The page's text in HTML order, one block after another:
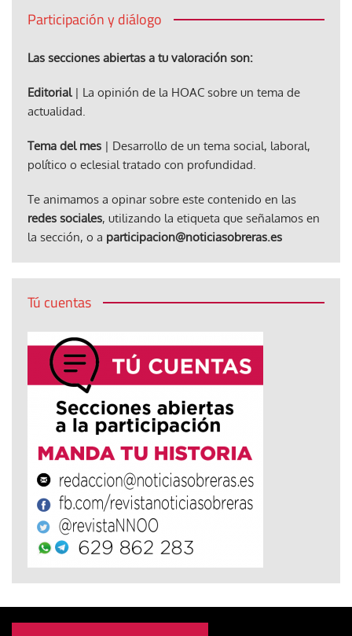
Participación y diálogo
Las secciones abiertas a tu valoración son:
Editorial| La opinión de la HOAC sobre un tema de
actualidad.
Tema del mes | Desarrollo de un tema social, laboral,
político o eclesial tratado con profundidad.
Te animamos a opinar sobre este contenido en las
redes sociales, utilizando la etiqueta que señalamos en
la sección, o a participacion@noticiasobreras.es
Tú cuentas